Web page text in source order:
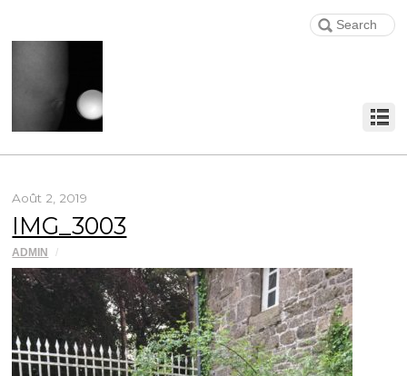
Août 2, 2019
IMG_3003
ADMIN /